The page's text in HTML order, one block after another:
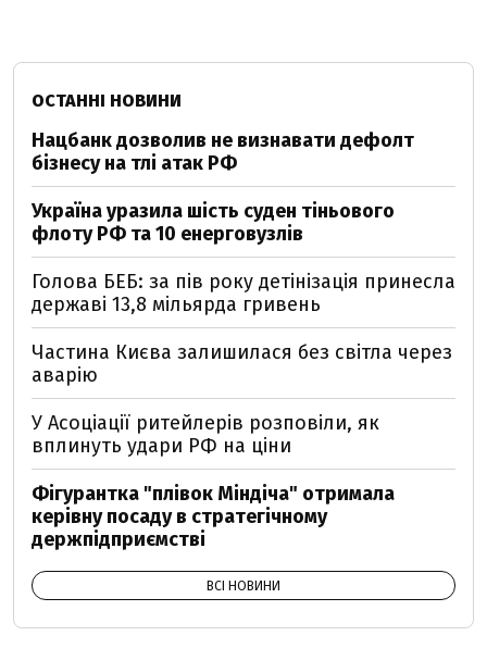
ОСТАННІ НОВИНИ
Нацбанк дозволив не визнавати дефолт
бізнесу на тлі атак РФ
Україна уразила шість суден тіньового
флоту РФ та 10 енерговузлів
Голова БЕБ: за пів року детінізація принесла
державі 13,8 мільярда гривень
Частина Києва залишилася без світла через
аварію
У Асоціації ритейлерів розповіли, як
вплинуть удари РФ на ціни
Фігурантка "плівок Міндіча" отримала
керівну посаду в стратегічному
держпідприємстві
ВСІ НОВИНИ